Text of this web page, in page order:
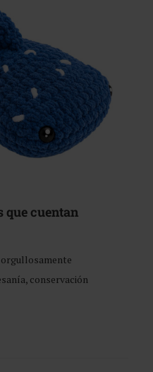
que cuentan
conservación